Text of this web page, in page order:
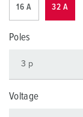
16 A 32 A
Poles
Voltage